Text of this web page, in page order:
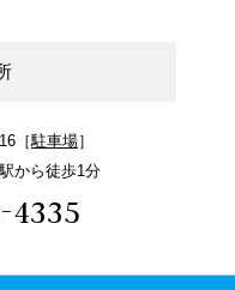
［駐車場］
から徒歩1分
4335